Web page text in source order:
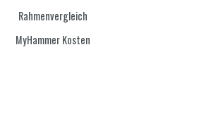
Rahmenvergleich
MyHammer Kosten